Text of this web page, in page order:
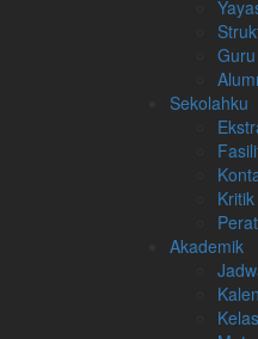
Sekolahku
Akademik
Kelas